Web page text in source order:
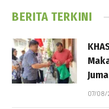
BERITA TERKINI
07/08/